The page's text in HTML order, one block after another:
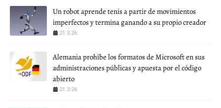
Un robot aprende tenis a partir de movimientos
imperfectos y termina ganando a su propio creador
21.3.26
Alemania prohíbe los formatos de Microsoft en sus
administraciones públicas y apuesta por el código
abierto
21.3.26